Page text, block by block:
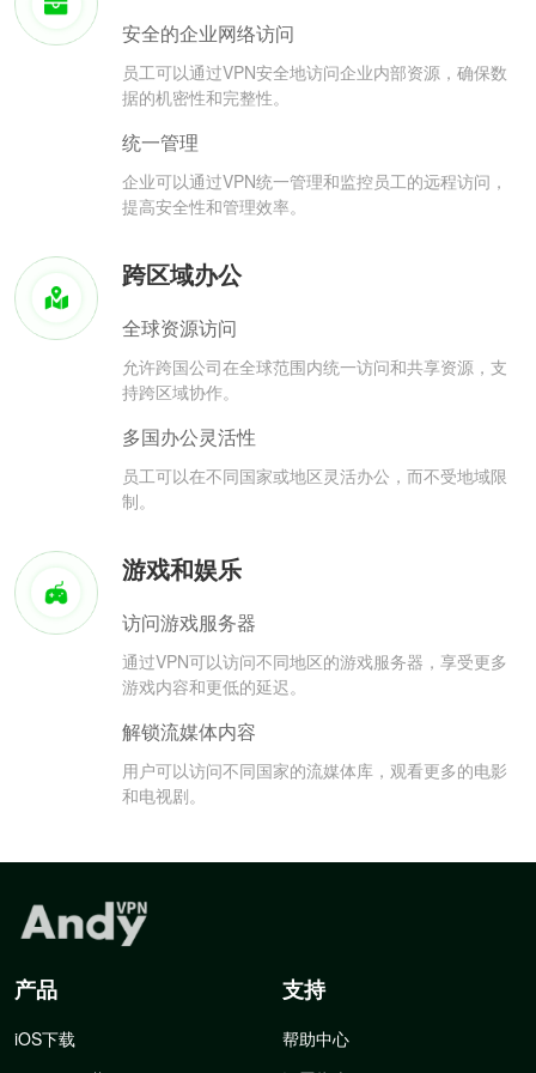
安全的企业网络访问
员工可以通过VPN安全地访问企业内部资源，确保数
据的机密性和完整性。
统一管理
企业可以通过VPN统一管理和监控员工的远程访问，
提高安全性和管理效率。
跨区域办公
全球资源访问
允许跨国公司在全球范围内统一访问和共享资源，支
持跨区域协作。
多国办公灵活性
员工可以在不同国家或地区灵活办公，而不受地域限
制。
游戏和娱乐
访问游戏服务器
通过VPN可以访问不同地区的游戏服务器，享受更多
游戏内容和更低的延迟。
解锁流媒体内容
用户可以访问不同国家的流媒体库，观看更多的电影
和电视剧。
产品
iOS下载
支持
帮助中心